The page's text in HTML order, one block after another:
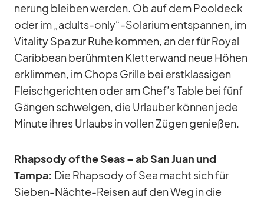
ne­rung blei­ben wer­den. Ob auf dem Pool­deck
oder im „adults-only“-Solarium ent­span­nen, im
Vi­ta­lity Spa zur Ruhe kom­men, an der für Royal
Ca­rib­bean be­rühm­ten Klet­ter­wand neue Hö­hen
er­klim­men, im Chops Grille bei erst­klas­si­gen
Fleisch­ge­rich­ten oder am Chef’s Ta­ble bei fünf
Gän­gen schwel­gen, die Ur­lau­ber kön­nen jede
Mi­nute ih­res Ur­laubs in vol­len Zü­gen ge­nie­ßen.
Rhap­sody of the Seas – ab San Juan und
Tampa: Die Rhap­sody of Sea macht sich für
Sie­ben-Nächte-Rei­sen auf den Weg in die